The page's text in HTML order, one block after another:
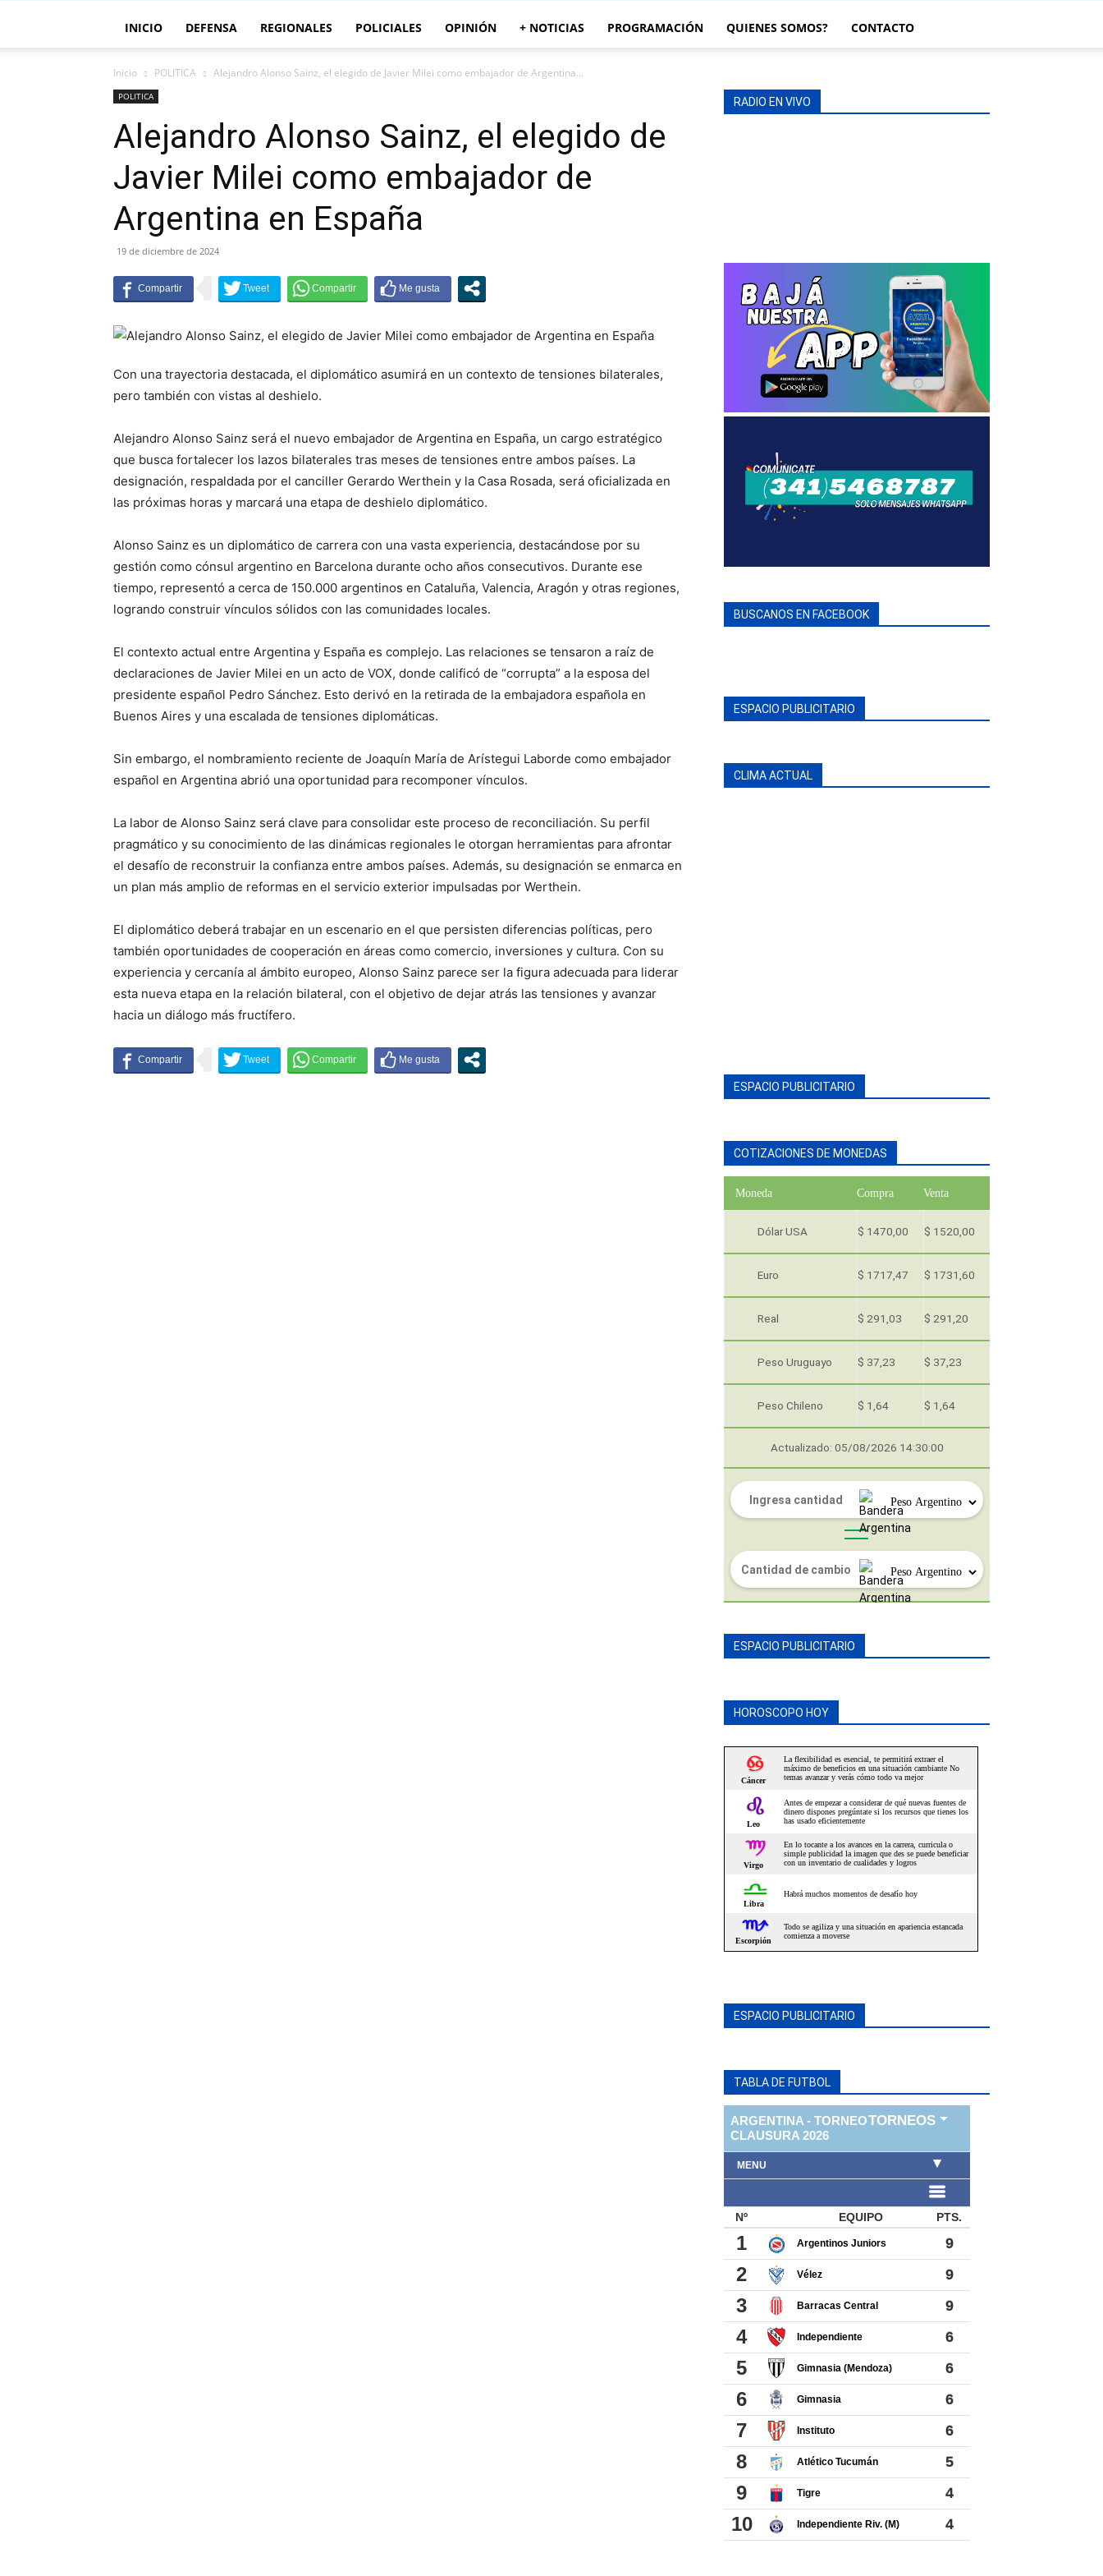
INICIO DEFENSA REGIONALES POLICIALES OPINIÓN + NOTICIAS PROGRAMACIÓN QUIENES SOMOS? CONTACTO
Inicio POLITICA Alejandro Alonso Sainz, el elegido de Javier Milei como embajador de Argentina...
POLITICA
Alejandro Alonso Sainz, el elegido de
Javier Milei como embajador de
Argentina en España
19 de diciembre de 2024
Con una trayectoria destacada, el diplomático asumirá en un contexto de tensiones bilaterales,
pero también con vistas al deshielo.
Alejandro Alonso Sainz será el nuevo embajador de Argentina en España, un cargo estratégico
que busca fortalecer los lazos bilaterales tras meses de tensiones entre ambos países. La
designación, respaldada por el canciller Gerardo Werthein y la Casa Rosada, será oficializada en
las próximas horas y marcará una etapa de deshielo diplomático.
Alonso Sainz es un diplomático de carrera con una vasta experiencia, destacándose por su
gestión como cónsul argentino en Barcelona durante ocho años consecutivos. Durante ese
tiempo, representó a cerca de 150.000 argentinos en Cataluña, Valencia, Aragón y otras regiones,
logrando construir vínculos sólidos con las comunidades locales.
El contexto actual entre Argentina y España es complejo. Las relaciones se tensaron a raíz de
declaraciones de Javier Milei en un acto de VOX, donde calificó de “corrupta” a la esposa del
presidente español Pedro Sánchez. Esto derivó en la retirada de la embajadora española en
Buenos Aires y una escalada de tensiones diplomáticas.
Sin embargo, el nombramiento reciente de Joaquín María de Arístegui Laborde como embajador
español en Argentina abrió una oportunidad para recomponer vínculos.
La labor de Alonso Sainz será clave para consolidar este proceso de reconciliación. Su perfil
pragmático y su conocimiento de las dinámicas regionales le otorgan herramientas para afrontar
el desafío de reconstruir la confianza entre ambos países. Además, su designación se enmarca en
un plan más amplio de reformas en el servicio exterior impulsadas por Werthein.
El diplomático deberá trabajar en un escenario en el que persisten diferencias políticas, pero
también oportunidades de cooperación en áreas como comercio, inversiones y cultura. Con su
experiencia y cercanía al ámbito europeo, Alonso Sainz parece ser la figura adecuada para liderar
esta nueva etapa en la relación bilateral, con el objetivo de dejar atrás las tensiones y avanzar
hacia un diálogo más fructífero.
RADIO EN VIVO
BUSCANOS EN FACEBOOK
ESPACIO PUBLICITARIO
CLIMA ACTUAL
ESPACIO PUBLICITARIO
COTIZACIONES DE MONEDAS
Moneda Compra Venta
Dólar USA $ 1470,00 $ 1520,00
Euro $ 1717,47 $ 1731,60
Real $ 291,03 $ 291,20
Peso Uruguayo $ 37,23 $ 37,23
Peso Chileno $ 1,64 $ 1,64
Actualizado: 05/08/2026 14:30:00
ESPACIO PUBLICITARIO
HOROSCOPO HOY
ESPACIO PUBLICITARIO
TABLA DE FUTBOL